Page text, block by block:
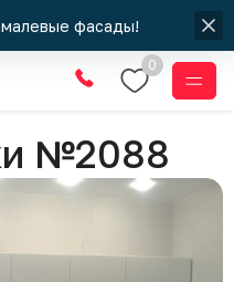
фасады!
0
№2088